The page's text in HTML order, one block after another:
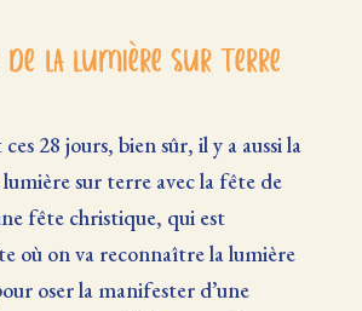
de la Lumière sur Terre
28 jours, bien sûr, il y a aussi la
sur terre avec la fête de
fête christique, qui est
où on va reconnaître la lumière
oser la manifester d’une